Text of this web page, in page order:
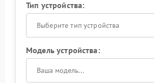
Тип устройства:
Выберите тип устройства
Модель устройства: